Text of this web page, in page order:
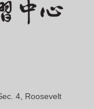
4, Roosevelt